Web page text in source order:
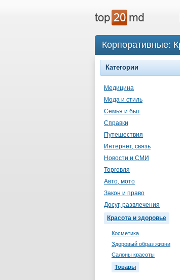
Корпоративные:
Категории
Медицина
Мода и стиль
Семья и быт
Справки
Путешествия
Интернет, связь
Новости и СМИ
Торговля
Авто, мото
Закон и право
Досуг, развлечения
Красота и здоровье
Косметика
Здоровый образ жизни
Салоны красоты
Товары